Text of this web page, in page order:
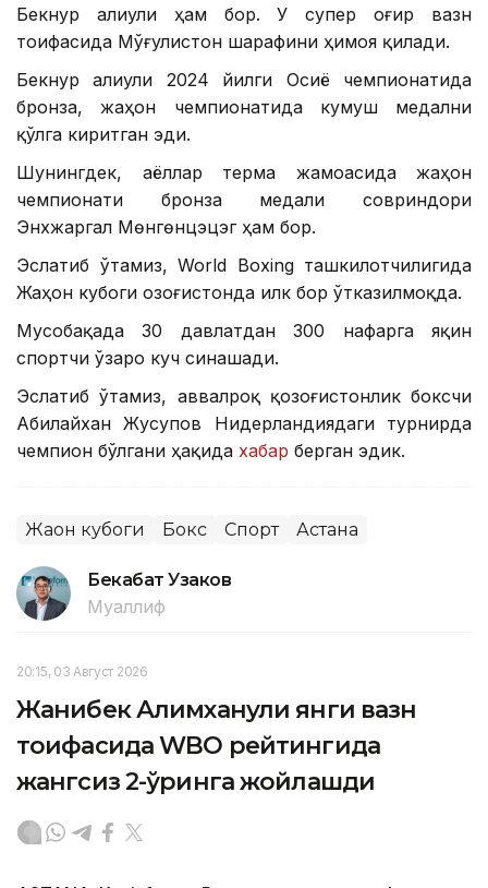
Бекнур Қалиули ҳам бор. У супер оғир вазн
тоифасида Мўғулистон шарафини ҳимоя қилади.
Бекнур Қалиули 2024 йилги Осиё чемпионатида
бронза, жаҳон чемпионатида кумуш медални
қўлга киритган эди.
Шунингдек, аёллар терма жамоасида жаҳон
чемпионати бронза медали совриндори
Энхжаргал Мөнгөнцэцэг ҳам бор.
Эслатиб ўтамиз, World Boxing ташкилотчилигида
Жаҳон кубоги Қозоғистонда илк бор ўтказилмоқда.
Мусобақада 30 давлатдан 300 нафарга яқин
спортчи ўзаро куч синашади.
Эслатиб ўтамиз, аввалроқ қозоғистонлик боксчи
Абилайхан Жусупов Нидерландиядаги турнирда
чемпион бўлгани ҳақида хабар берган эдик.
Жаҳон кубоги Бокс Спорт Астана
Бекабат Узаков
Муаллиф
20:15, 03 Август 2026
Жанибек Алимханули янги вазн
тоифасида WBO рейтингида
жангсиз 2-ўринга жойлашди